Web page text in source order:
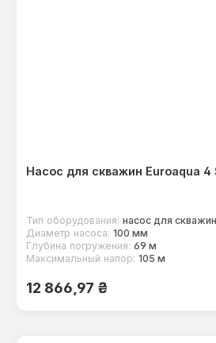
Насос для скважин Euroaqua 4
Тип оборудования: насос для
Диаметр насоса: 100 мм
Глубина погружения: 69 м
Максимальный напор: 105 м
Обычная цена:
12 866,97 ₴